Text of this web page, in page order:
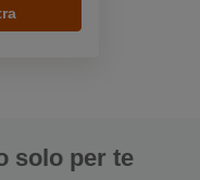
solo per te